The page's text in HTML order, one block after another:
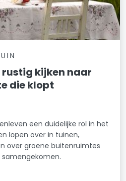
kijken naar
die klopt
een duidelijke rol in het
lopen over in tuinen,
over groene buitenruimtes